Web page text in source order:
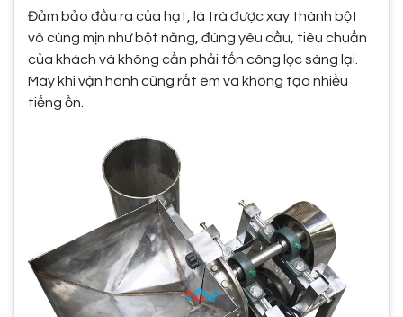
Đảm bảo đầu ra của hạt, lá trà được xay thành bột
vô cùng mịn như bột năng, đúng yêu cầu, tiêu chuẩn
của khách và không cần phải tốn công lọc sàng lại.
Máy khi vận hành cũng rất êm và không tạo nhiều
tiếng ồn.